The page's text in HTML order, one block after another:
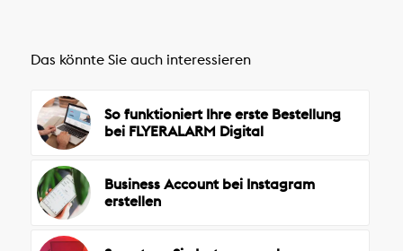
Das könnte Sie auch interessieren
So funktioniert Ihre erste Bestellung
bei FLYERALARM Digital
Business Account bei Instagram
erstellen